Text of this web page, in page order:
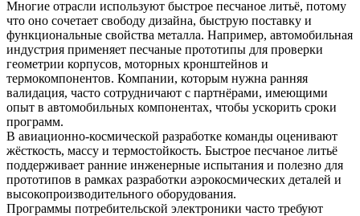
Многие отрасли используют быстрое песчаное литьё, потому
что оно сочетает свободу дизайна, быструю поставку и
функциональные свойства металла. Например, автомобильная
индустрия применяет песчаные прототипы для проверки
геометрии корпусов, моторных кронштейнов и
термокомпонентов. Компании, которым нужна ранняя
валидация, часто сотрудничают с партнёрами, имеющими
опыт в автомобильных компонентах, чтобы ускорить сроки
программ.
В авиационно-космической разработке команды оценивают
жёсткость, массу и термостойкость. Быстрое песчаное литьё
поддерживает ранние инженерные испытания и полезно для
прототипов в рамках разработки аэрокосмических деталей и
высокопроизводительного оборудования.
Программы потребительской электроники часто требуют